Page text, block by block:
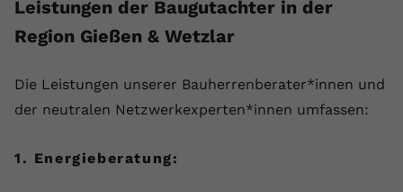
Leistungen der Baugutachter in der
Region Gießen & Wetzlar
Die ⁠Leistungen unserer Bauherrenberater*innen und
der neutralen Netzwerkexperten*innen umfassen:
1. Energieberatung:
Anbieter youtube.com
eingebettete YouTube-Videos und